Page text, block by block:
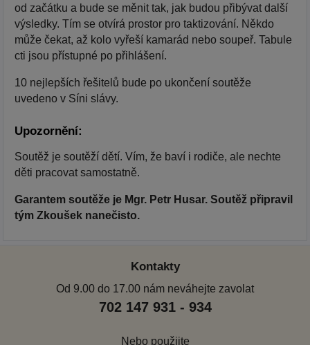
od začátku a bude se měnit tak, jak budou přibývat další
výsledky. Tím se otvírá prostor pro taktizování. Někdo
může čekat, až kolo vyřeší kamarád nebo soupeř. Tabule
cti jsou přístupné po přihlášení.
10 nejlepších řešitelů bude po ukončení soutěže
uvedeno v Síni slávy.
Upozornění:
Soutěž je soutěží dětí. Vím, že baví i rodiče, ale nechte
děti pracovat samostatně.
Garantem soutěže je Mgr. Petr Husar. Soutěž připravil
tým Zkoušek nanečisto.
Kontakty
Od 9.00 do 17.00 nám neváhejte zavolat
702 147 931 - 934
Nebo použijte